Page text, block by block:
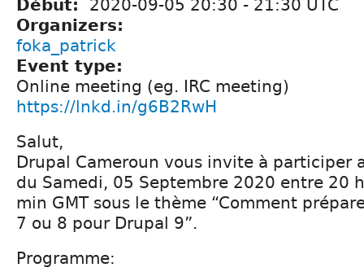
Début: 2020-09-05 20:30 - 21:30 UTC
Organizers:
foka_patrick
Event type:
Online meeting (eg. IRC meeting)
https://lnkd.in/g6B2RwH
Salut,
Drupal Cameroun vous invite à participer
du Samedi, 05 Septembre 2020 entre 20
min GMT sous le thème “Comment
7 ou 8 pour Drupal 9”.
Programme: